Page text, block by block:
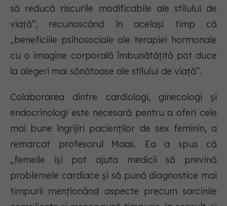
să reducă riscurile modificabile ale stilului de
viață”, recunoscând în același timp că
„beneficiile psihosociale ale terapiei hormonale
cu o imagine corporală îmbunătățită pot duce
la alegeri mai sănătoase ale stilului de viață”.
Colaborarea dintre cardiologi, ginecologi și
endocrinologi este necesară pentru a oferi cele
mai bune îngrijiri pacienților de sex feminin, a
remarcat profesorul Maas. Ea a spus că
„femeile își pot ajuta medicii să prevină
problemele cardiace și să pună diagnostice mai
timpurii menționând aspecte precum sarcinile